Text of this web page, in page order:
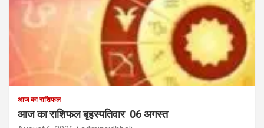
आज का राशिफल
आज का राशिफल बृहस्पतिवार 06 अगस्त